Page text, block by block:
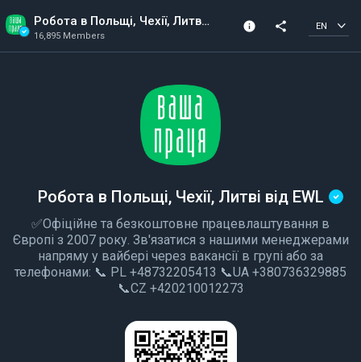
Робота в Польщі, Чехії, Литві від EWL
16,895 Members
info
16,895 Members
share EN
Робота в Польщі, Чехії, Литві від EWL
✅Офіційне та безкоштовне працевлаштування в
Європі з 2007 року. Зв'язатися з нашими менеджерами
напряму у вайбері через вакансії в групі або за
телефонами: 📞 PL +48732205413 📞UA +380736329885
📞CZ +420210012273